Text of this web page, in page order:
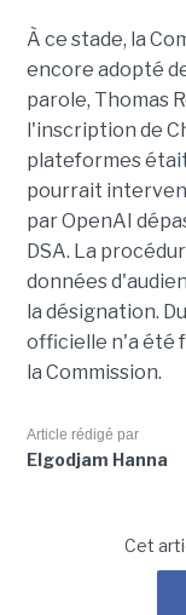
À ce stade, la
encore adopté
parole, Thomas
l'inscription de
plateformes
pourrait
par OpenAI
DSA. La
données
la désignation.
officielle n'a été
la Commission.
Article rédigé par
Elgodjam Hanna
Cet